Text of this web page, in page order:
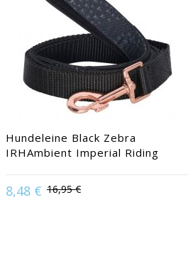
Hundeleine Black Zebra
IRHAmbient Imperial Riding
8,48 € 16,95 €
Available in: